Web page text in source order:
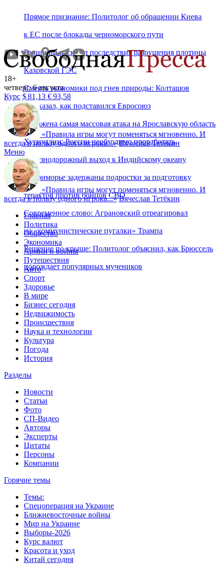
Прямое признание: Политолог об обращении Киева
к ЕС после блокады черноморского пути
Балицкий раскрыл последствия разрушения плотины
Каховской ГЭС
Смерть экономики под гнев природы: Колташов
рассказал, как подставился Евросоюз
Отражена самая массовая атака на Ярославскую область
Хуснуллин: России необходимо проработать
железнодорожный выход к Индийскому океану
В Приморье задержаны подростки за подготовку
терактов против бойцов СВО
Современное слово: Аграновский отреагировал
на «коммунистические пугалки» Трампа
Решение по крыше: Политолог объяснил, как Брюссель
порождает популярных мучеников
18+
четверг, 6 августа
Курс $81,13 €93,58
«Правила игры могут поменяться мгновенно. И
всегда в пользу одного игрока...» Вячеслав Тетёкин
Меню
«Правила игры могут поменяться мгновенно. И
всегда в пользу одного игрока...» Вячеслав Тетёкин
Главная
Политика
Общество
Экономика
Армии и войны
Путешествия
Авто
Спорт
Здоровье
В мире
Бизнес сегодня
Недвижимость
Происшествия
Наука и технологии
Культура
Погода
История
Разделы
Новости
Статьи
Фото
СП-Видео
Авторы
Эксперты
Цитаты
Персоны
Компании
Горячие темы
Темы:
Спецоперация на Украине
Ближневосточные войны
Мир на Украине
Выборы-2026
Курс валют
Красота и уход
Китай сегодня